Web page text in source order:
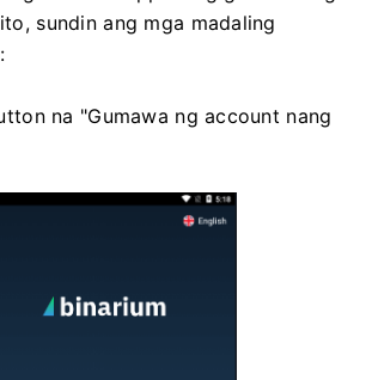
sundin ang mga madaling
na "Gumawa ng account nang